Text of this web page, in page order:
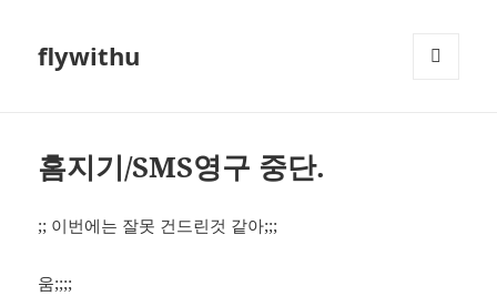
flywithu
홈지기/SMS영구 중단.
;; 이번에는 잘못 건드린것 같아;;;
움;;;;